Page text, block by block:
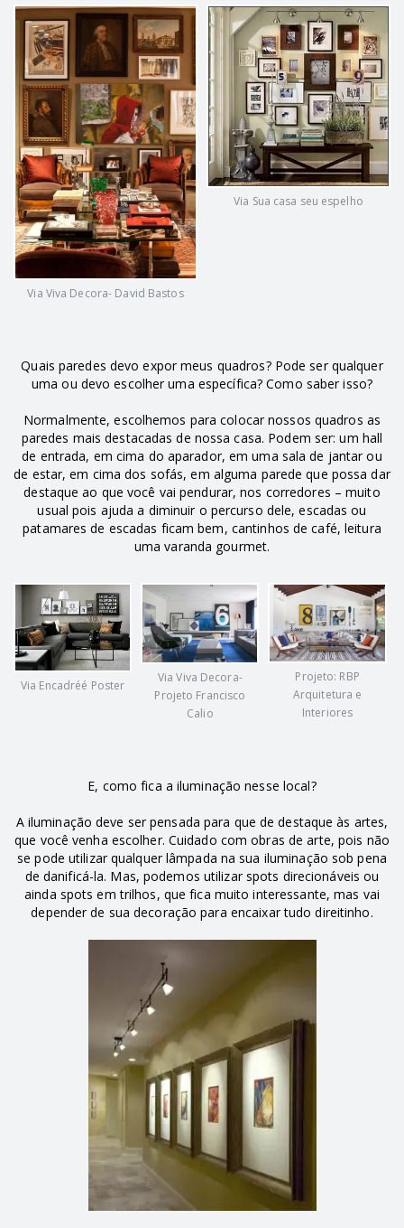
Via Viva Decora- David Bastos
Via Sua casa seu espelho
Quais paredes devo expor meus quadros? Pode ser qualquer
uma ou devo escolher uma específica? Como saber isso?
Normalmente, escolhemos para colocar nossos quadros as
paredes mais destacadas de nossa casa. Podem ser: um hall
de entrada, em cima do aparador, em uma sala de jantar ou
de estar, em cima dos sofás, em alguma parede que possa dar
destaque ao que você vai pendurar, nos corredores – muito
usual pois ajuda a diminuir o percurso dele, escadas ou
patamares de escadas ficam bem, cantinhos de café, leitura
uma varanda gourmet.
Via Encadréé Poster
Via Viva Decora-
Projeto Francisco
Calio
Projeto: RBP
Arquitetura e
Interiores
E, como fica a iluminação nesse local?
A iluminação deve ser pensada para que de destaque às artes,
que você venha escolher. Cuidado com obras de arte, pois não
se pode utilizar qualquer lâmpada na sua iluminação sob pena
de danificá-la. Mas, podemos utilizar spots direcionáveis ou
ainda spots em trilhos, que fica muito interessante, mas vai
depender de sua decoração para encaixar tudo direitinho.